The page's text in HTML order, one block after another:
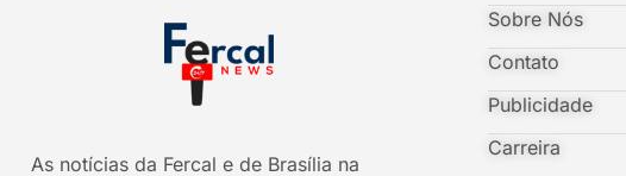
As notícias da Fercal e de Brasília na
Sobre Nós
Contato
Publicidade
Carreira